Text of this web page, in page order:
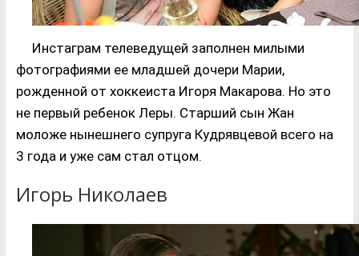
Инстаграм телеведущей заполнен милыми
фотографиями ее младшей дочери Марии,
рожденной от хоккеиста Игоря Макарова. Но это
не первый ребенок Леры. Старший сын Жан
моложе нынешнего супруга Кудрявцевой всего на
3 года и уже сам стал отцом.
Игорь Николаев